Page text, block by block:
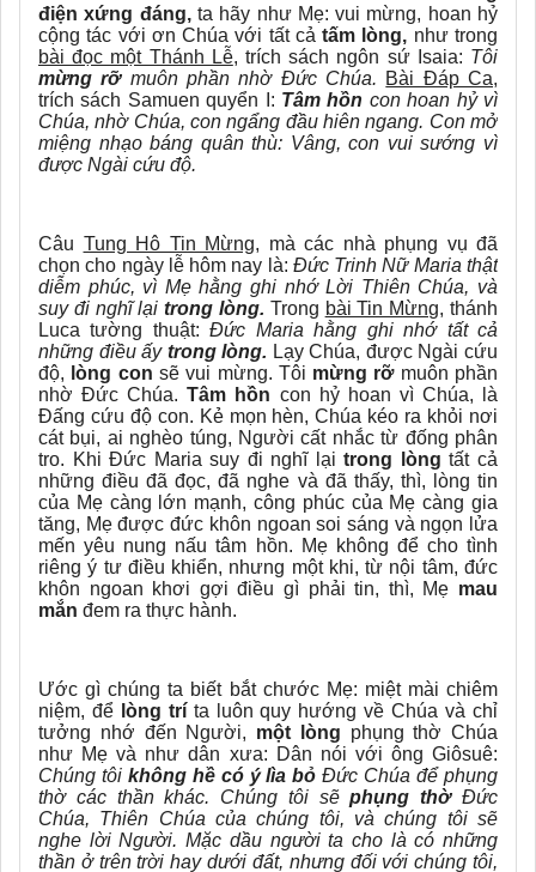
điện xứng đáng,ta hãy như Mẹ: vui mừng, hoan hỷ
cộng tác với ơn Chúa với tất cảtấm lòng, như trong
bài đọc một Thánh Lễ, trích sách ngôn sứ Isaia: Tôi
mừng rỡmuôn phần nhờ Đức Chúa. Bài Đáp Ca,
trích sách Samuen quyển I: Tâm hồn con hoan hỷ vì
Chúa, nhờ Chúa, con ngẩng đầu hiên ngang. Con mở
miệng nhạo báng quân thù: Vâng, con vui sướng vì
được Ngài cứu độ.
Câu Tung Hô Tin Mừng, mà các nhà phụng vụ đã
chọn cho ngày lễ hôm nay là: Đức Trinh Nữ Maria thật
diễm phúc, vì Mẹ hằng ghi nhớ Lời Thiên Chúa, và
suy đi nghĩ lại trong lòng. Trong bài Tin Mừng, thánh
Luca tường thuật:Đức Maria hằng ghi nhớ tất cả
những điều ấy trong lòng. Lạy Chúa, được Ngài cứu
độ, lòng con sẽ vui mừng. Tôi mừng rỡmuôn phần
nhờ Đức Chúa.Tâm hồn con hỷ hoan vì Chúa, là
Đấng cứu độ con. Kẻ mọn hèn, Chúa kéo ra khỏi nơi
cát bụi, ai nghèo túng, Người cất nhắc từ đống phân
tro. Khi Đức Maria suy đi nghĩ lạitrong lòngtất cả
những điều đã đọc, đã nghe và đã thấy, thì, lòng tin
của Mẹ càng lớn mạnh, công phúc của Mẹ càng gia
tăng, Mẹ được đức khôn ngoan soi sáng và ngọn lửa
mến yêu nung nấu tâm hồn. Mẹ không để cho tình
riêng ý tư điều khiển, nhưng một khi, từ nội tâm, đức
khôn ngoan khơi gợi điều gì phải tin, thì, Mẹ mau
mắn đem ra thực hành.
Ước gì chúng ta biết bắt chước Mẹ: miệt mài chiêm
niệm, để lòng tríta luôn quy hướng về Chúa và chỉ
tưởng nhớ đến Người, một lòng phụng thờ Chúa
như Mẹ và như dân xưa: Dân nói với ông Giôsuê:
Chúng tôi không hề có ý lìa bỏ Đức Chúa để phụng
thờ các thần khác.
Chúng tôi sẽphụng thờĐức
Chúa, Thiên Chúa của chúng tôi, và chúng tôi sẽ
nghe lời Người. Mặc dầu người ta cho là có những
thần ở trên trời hay dưới đất, nhưng đối với chúng tôi,